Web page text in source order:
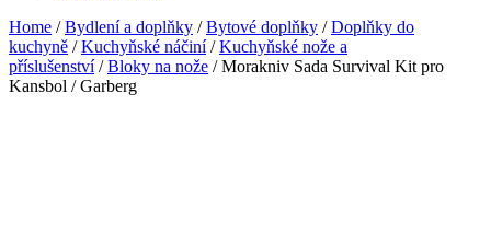
Home /Bydlení a doplňky /Bytové doplňky /Doplňky do
kuchyně /Kuchyňské náčiní/Kuchyňské nože a
příslušenství/Bloky na nože / Morakniv Sada Survival Kit pro
Kansbol / Garberg